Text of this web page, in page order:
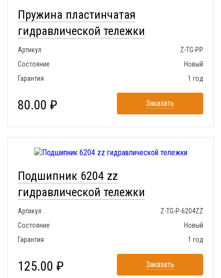
Пружина пластинчатая
гидравлической тележки
Артикул
Z-TG-PP
Состояние
Новый
Гарантия
1 год
80.00 ₽ Заказать
Подшипник 6204 zz
гидравлической тележки
Артикул
Z-TG-P-6204ZZ
Состояние
Новый
Гарантия
1 год
125.00 ₽ Заказать